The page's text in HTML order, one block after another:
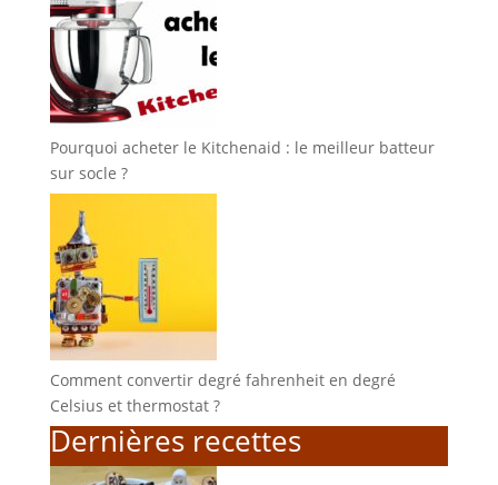
Pourquoi acheter le Kitchenaid : le meilleur batteur
sur socle ?
Comment convertir degré fahrenheit en degré
Celsius et thermostat ?
Dernières recettes